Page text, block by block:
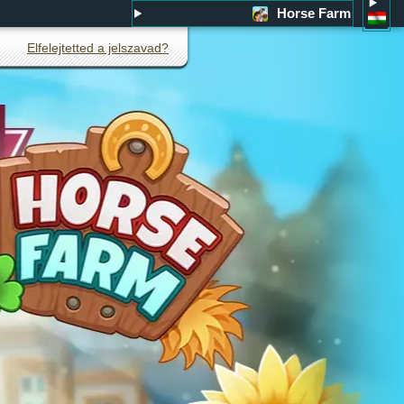
Horse Farm
Elfelejtetted a jelszavad?